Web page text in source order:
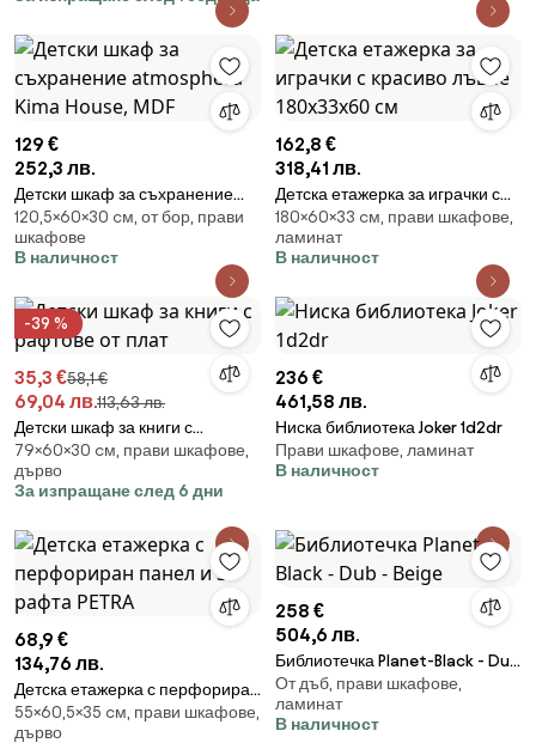
129 €
252,3 лв.
Детски шкаф за съхранение
atmosphera Kima House, MDF
120,5×60×30 cм, от бор, прави
шкафове
В наличност
162,8 €
318,41 лв.
Детска етажерка за играчки с
красиво лъвче 180х33х60 см
180×60×33 cм, прави шкафове,
ламинат
В наличност
-39 %
35,3 €58,1 €
69,04 лв.113,63 лв.
Детски шкаф за книги с
рафтове от плат
79×60×30 cм, прави шкафове,
дърво
За изпращане след 6 дни
236 €
461,58 лв.
Ниска библиотека Joker 1d2dr
Прави шкафове, ламинат
В наличност
68,9 €
134,76 лв.
Детска етажерка с перфориран
панел и 3 рафта PETRA
55×60,5×35 cм, прави шкафове,
дърво
258 €
504,6 лв.
Библиотечка Planet-Black - Dub
- Beige
От дъб, прави шкафове,
ламинат
В наличност